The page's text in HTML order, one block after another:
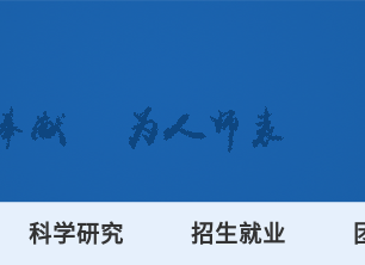
科学研究 招生就业